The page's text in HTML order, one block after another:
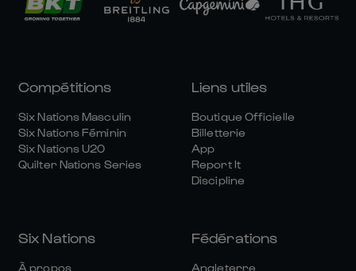
Compétitions
Six Nations Masculin
Six Nations Féminin
Six Nations U20
Quilter Nations Series
Liens utiles
Boutique Officielle
Billetterie
App
Report It
Discipline
Six Nations
À propos
Fédérations
Angleterre